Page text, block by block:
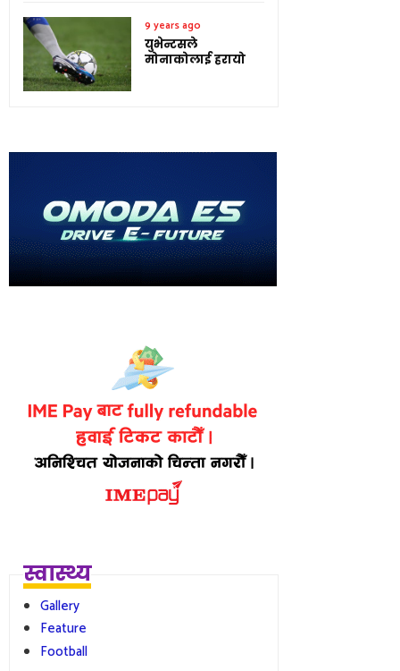
9 years ago
युभेन्टसले
मोनाकोलाई हरायो
स्वास्थ्य
Gallery
Feature
Football